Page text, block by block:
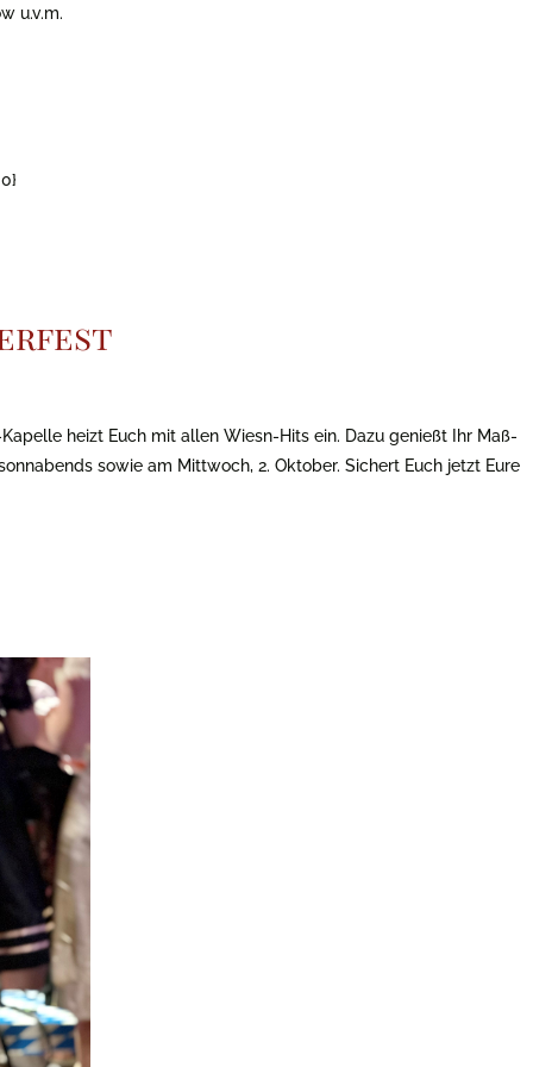
u.v.m.
heizt Euch mit allen Wiesn-Hits ein. Dazu genießt Ihr Maß-
sowie am Mittwoch, 2. Oktober. Sichert Euch jetzt Eure